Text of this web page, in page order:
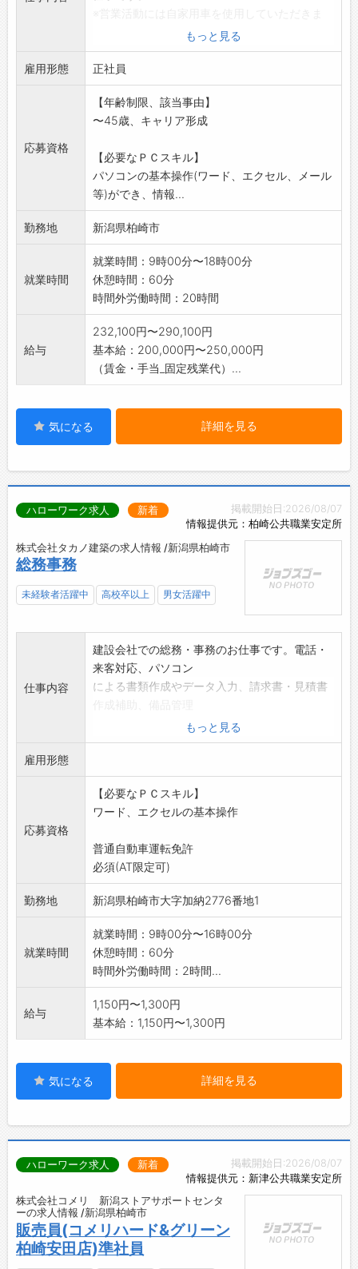
(自家用車が使用できない方は社用車の使用を応
相談)
※経験を積んで将来の幹部候補として育成のた
めの募集です。
変更範囲:変更なし
もっと見る
雇用形態 正社員
応募資格
【年齢制限、該当事由】
〜45歳、キャリア形成
【必要なＰＣスキル】
パソコンの基本操作(ワード、エクセル、メール
等)ができ、情報...
勤務地 新潟県柏崎市
就業時間
就業時間：9時00分〜18時00分
休憩時間：60分
時間外労働時間：20時間
給与
232,100円〜290,100円
基本給：200,000円〜250,000円
（賃金・手当_固定残業代）...
気になる 詳細を見る
掲載開始日:2026/08/07
情報提供元：柏崎公共職業安定所
ハローワーク求人 新着
株式会社タカノ建築の求人情報 /新潟県柏崎市
総務事務
未経験者活躍中 高校卒以上 男女活躍中
仕事内容
建設会社での総務・事務のお仕事です。電話・
来客対応、パソコン
による書類作成やデータ入力、請求書・見積書
などを行っていただきます。
※建設業の知識や経験は問いません。
す。
変更範囲:変更なし
もっと見る
雇用形態
応募資格
【必要なＰＣスキル】
ワード、エクセルの基本操作
普通自動車運転免許
必須(AT限定可)
勤務地 新潟県柏崎市大字加納2776番地1
就業時間
就業時間：9時00分〜16時00分
休憩時間：60分
時間外労働時間：2時間...
給与
1,150円〜1,300円
基本給：1,150円〜1,300円
気になる 詳細を見る
掲載開始日:2026/08/07
情報提供元：新津公共職業安定所
ハローワーク求人 新着
株式会社コメリ 新潟ストアサポートセンタ
ーの求人情報 /新潟県柏崎市
販売員(コメリハード&グリーン
柏崎安田店)準社員